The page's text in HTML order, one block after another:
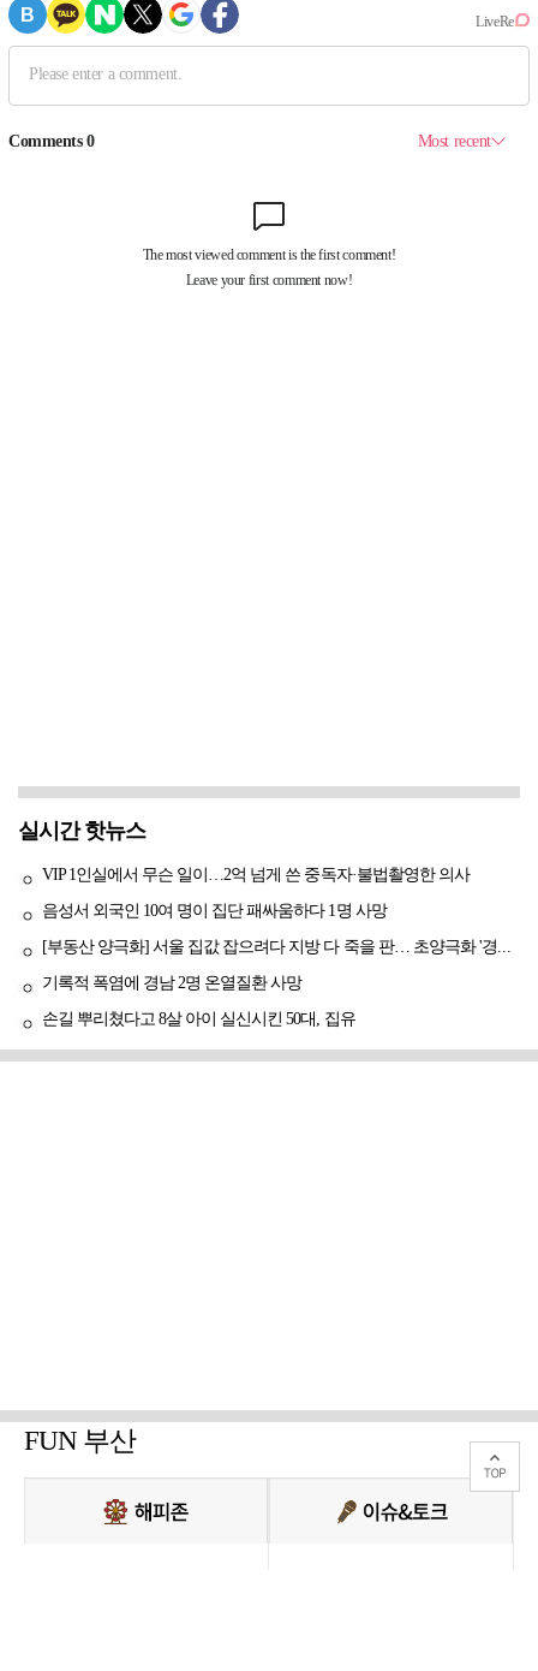
실시간 핫뉴스
VIP 1인실에서 무슨 일이…2억 넘게 쓴 중독자·불법촬영한 의사
음성서 외국인 10여 명이 집단 패싸움하다 1명 사망
기록적 폭염에 경남 2명 온열질환 사망
손길 뿌리쳤다고 8살 아이 실신시킨 50대, 집유
FUN 부산